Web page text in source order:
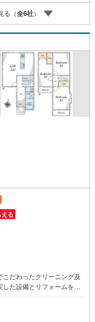
ルプランナー、住宅ロー
持つスタッフが多数在籍
請求、お問い合わせをお
る（全6社）
る
だわったクリーニング及
た設備とリフォームを現
がスムーズです。住み替
売却プランがございま